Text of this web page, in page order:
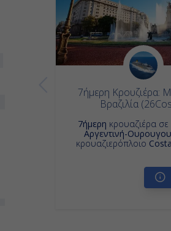
7ήμερη Κρουζιέρα:
Βραζιλία
7ήμερη κρουαζιέρα σε
Αργεντινή-
κρουαζιερόπλοιο